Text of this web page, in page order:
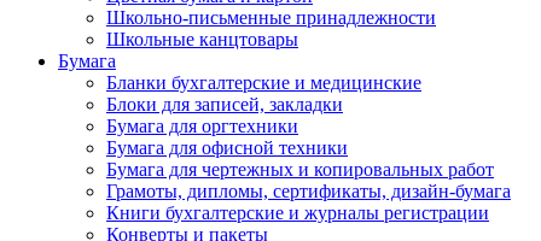
Школьно-письменные принадлежности
Школьные канцтовары
Бумага
Бланки бухгалтерские и медицинские
Блоки для записей, закладки
Бумага для оргтехники
Бумага для офисной техники
Бумага для чертежных и копировальных работ
Грамоты, дипломы, сертификаты, дизайн-бумага
Книги бухгалтерские и журналы регистрации
Конверты и пакеты